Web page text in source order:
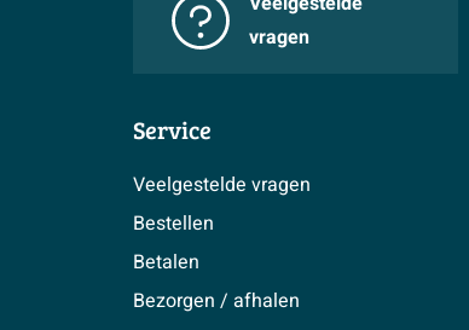
vragen
Service
Veelgestelde vragen
Bestellen
Betalen
Bezorgen / afhalen